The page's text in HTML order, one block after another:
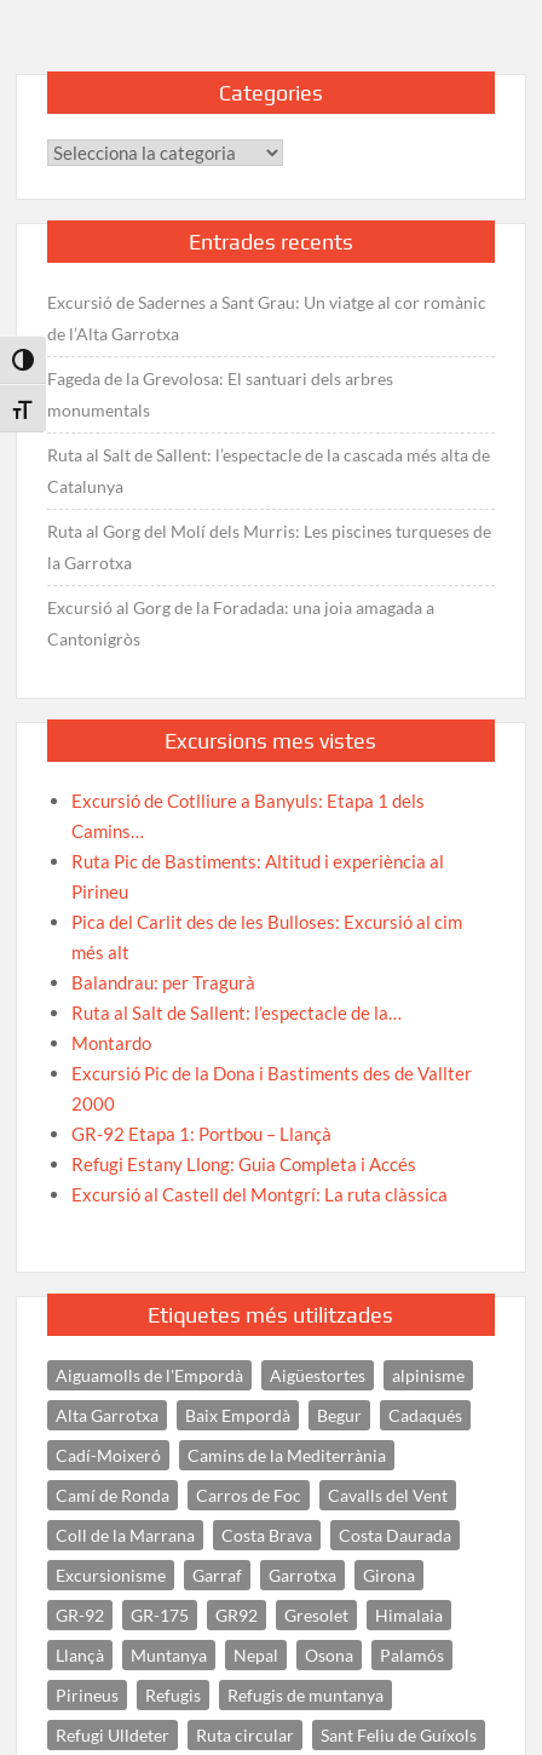
Toggle High Contrast
Toggle Font size
Categories
Categories
Entrades recents
Excursió de Sadernes a Sant Grau: Un viatge al cor romànic
de l’Alta Garrotxa
Fageda de la Grevolosa: El santuari dels arbres
monumentals
Ruta al Salt de Sallent: l’espectacle de la cascada més alta de
Catalunya
Ruta al Gorg del Molí dels Murris: Les piscines turqueses de
la Garrotxa
Excursió al Gorg de la Foradada: una joia amagada a
Cantonigròs
Excursions mes vistes
Excursió de Cotlliure a Banyuls: Etapa 1 dels
Camins…
Ruta Pic de Bastiments: Altitud i experiència al
Pirineu
Pica del Carlit des de les Bulloses: Excursió al cim
més alt
Balandrau: per Tragurà
Ruta al Salt de Sallent: l’espectacle de la…
Montardo
Excursió Pic de la Dona i Bastiments des de Vallter
2000
GR-92 Etapa 1: Portbou – Llançà
Refugi Estany Llong: Guia Completa i Accés
Excursió al Castell del Montgrí: La ruta clàssica
Etiquetes més utilitzades
Aiguamolls de l'Empordà Aigüestortes
alpinisme
Alta Garrotxa
Baix Empordà Begur
Cadaqués
Cadí-Moixeró
Camins de la Mediterrània
Camí de Ronda
Carros de Foc
Cavalls del Vent
Coll de la Marrana
Costa Brava
Costa Daurada
Excursionisme
Garraf Garrotxa
Girona
GR-92
GR-175 GR92 Gresolet
Himalaia
Llançà
Muntanya Nepal Osona
Palamós
Pirineus
Refugis
Refugis de muntanya
Refugi Ulldeter
Ruta circular
Sant Feliu de Guíxols